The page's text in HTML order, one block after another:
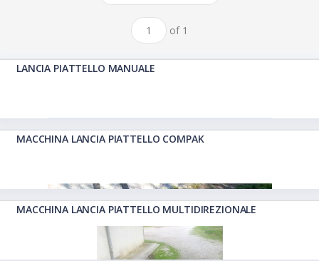
of 1
LANCIA PIATTELLO MANUALE
MACCHINA LANCIA PIATTELLO COMPAK
MACCHINA LANCIA PIATTELLO MULTIDIREZIONALE